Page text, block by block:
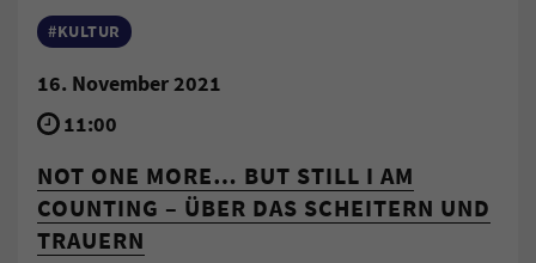
#KULTUR
16. November 2021
11:00
NOT ONE MORE… BUT STILL I AM
COUNTING – ÜBER DAS SCHEITERN UND
TRAUERN